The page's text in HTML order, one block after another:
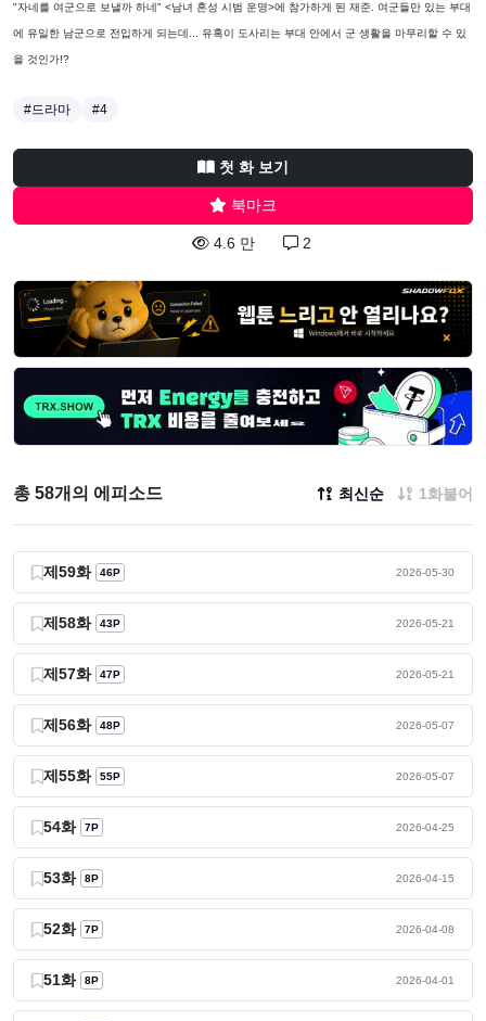
"자네를 여군으로 보낼까 하네" <남녀 혼성 시범 운영>에 참가하게 된 재준. 여군들만 있는 부대
에 유일한 남군으로 전입하게 되는데... 유혹이 도사리는 부대 안에서 군 생활을 마무리할 수 있
을 것인가!?
#드라마 #4
첫 화 보기
북마크
4.6 만 2
총 58개의 에피소드 최신순 1화붙어
제59화 46P 2026-05-30
제58화 43P 2026-05-21
제57화 47P 2026-05-21
제56화 48P 2026-05-07
제55화 55P 2026-05-07
54화 7P 2026-04-25
53화 8P 2026-04-15
52화 7P 2026-04-08
51화 8P 2026-04-01